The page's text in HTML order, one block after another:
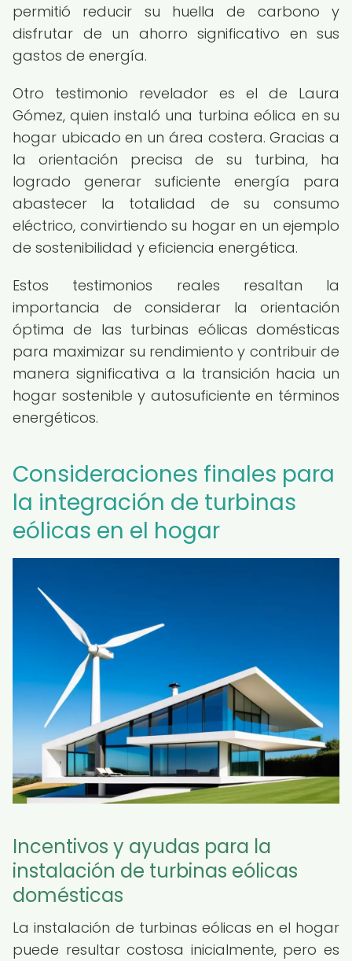
permitió reducir su huella de carbono y
disfrutar de un ahorro significativo en sus
gastos de energía.
Otro testimonio revelador es el de Laura
Gómez, quien instaló una turbina eólica en su
hogar ubicado en un área costera. Gracias a
la orientación precisa de su turbina, ha
logrado generar suficiente energía para
abastecer la totalidad de su consumo
eléctrico, convirtiendo su hogar en un ejemplo
de sostenibilidad y eficiencia energética.
Estos testimonios reales resaltan la
importancia de considerar la orientación
óptima de las turbinas eólicas domésticas
para maximizar su rendimiento y contribuir de
manera significativa a la transición hacia un
hogar sostenible y autosuficiente en términos
energéticos.
Consideraciones finales para
la integración de turbinas
eólicas en el hogar
Incentivos y ayudas para la
instalación de turbinas eólicas
domésticas
La instalación de turbinas eólicas en el hogar
puede resultar costosa inicialmente, pero es